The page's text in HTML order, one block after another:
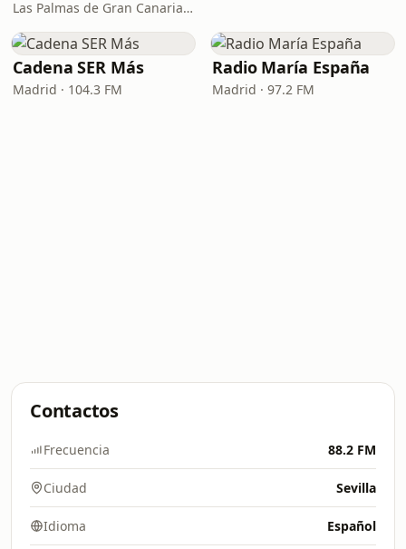
Las Palmas de Gran Canaria · 92.8 FM
Cadena SER Más
Madrid · 104.3 FM
Radio María España
Madrid · 97.2 FM
Contactos
Frecuencia 88.2 FM
Ciudad Sevilla
Idioma Español